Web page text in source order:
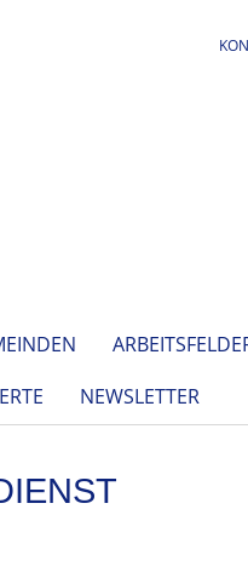
NEWSLETTER